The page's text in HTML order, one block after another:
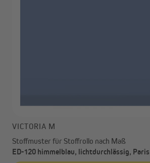
VICTORIA M
Stoffmuster für Stoffrollo nach Maß
ED-120 himmelblau, lichtdurchlässig, Paris